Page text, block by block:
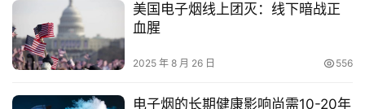
美国电子烟线上团灭：线下暗战正
血腥
2025 年 8 月 26 日 556
电子烟的长期健康影响尚需10-20年